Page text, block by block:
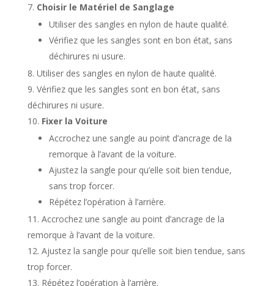
Choisir le Matériel de Sanglage
Utiliser des sangles en nylon de haute qualité.
Vérifiez que les sangles sont en bon état, sans
déchirures ni usure.
Utiliser des sangles en nylon de haute qualité.
Vérifiez que les sangles sont en bon état, sans
déchirures ni usure.
Fixer la Voiture
Accrochez une sangle au point d’ancrage de la
remorque à l’avant de la voiture.
Ajustez la sangle pour qu’elle soit bien tendue,
sans trop forcer.
Répétez l’opération à l’arrière.
Accrochez une sangle au point d’ancrage de la
remorque à l’avant de la voiture.
Ajustez la sangle pour qu’elle soit bien tendue, sans
trop forcer.
Répétez l’opération à l’arrière.